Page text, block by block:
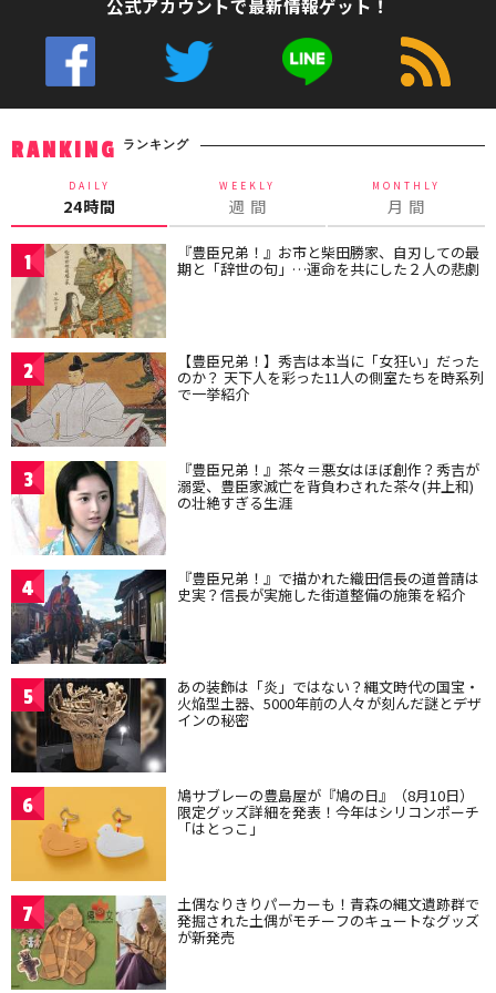
公式アカウントで最新情報ゲット！
RANKING ランキング
DAILY
24時間
WEEKLY
週 間
MONTHLY
月 間
1 『豊臣兄弟！』お市と柴田勝家、自刃しての最
期と「辞世の句」…運命を共にした２人の悲劇
2 【豊臣兄弟！】秀吉は本当に「女狂い」だった
のか？ 天下人を彩った11人の側室たちを時系列
で一挙紹介
3 『豊臣兄弟！』茶々＝悪女はほぼ創作？秀吉が
溺愛、豊臣家滅亡を背負わされた茶々(井上和)
の壮絶すぎる生涯
4 『豊臣兄弟！』で描かれた織田信長の道普請は
史実？信長が実施した街道整備の施策を紹介
5 あの装飾は「炎」ではない？縄文時代の国宝・
火焔型土器、5000年前の人々が刻んだ謎とデザ
インの秘密
6 鳩サブレーの豊島屋が『鳩の日』（8月10日）
限定グッズ詳細を発表！今年はシリコンポーチ
「はとっこ」
7 土偶なりきりパーカーも！青森の縄文遺跡群で
発掘された土偶がモチーフのキュートなグッズ
が新発売